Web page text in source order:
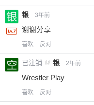
银 3年前
谢谢分享
喜欢 反对
已注销 @ 银 2年前
Wrestler Play
喜欢 反对